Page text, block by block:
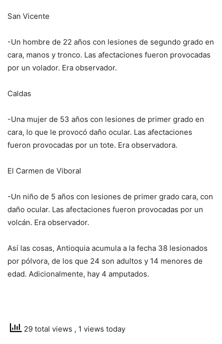
San Vicente
-Un hombre de 22 años con lesiones de segundo grado en
cara, manos y tronco. Las afectaciones fueron provocadas
por un volador. Era observador.
Caldas
-Una mujer de 53 años con lesiones de primer grado en
cara, lo que le provocó daño ocular. Las afectaciones
fueron provocadas por un tote. Era observadora.
El Carmen de Viboral
-Un niño de 5 años con lesiones de primer grado cara, con
daño ocular. Las afectaciones fueron provocadas por un
volcán. Era observador.
Así las cosas, Antioquia acumula a la fecha 38 lesionados
por pólvora, de los que 24 son adultos y 14 menores de
edad. Adicionalmente, hay 4 amputados.
29 total views , 1 views today